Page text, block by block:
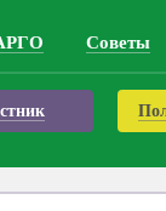
Советы